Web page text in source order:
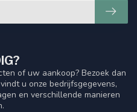
of uw aankoop? Bezoek dan
u onze bedrijfsgegevens,
en verschillende manieren